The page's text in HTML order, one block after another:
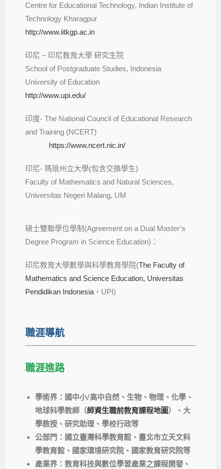
Centre for Educational Technology, Indian Institute of
Technology Kharagpur
http://www.iitkgp.ac.in
印尼 – 印尼教育大學 研究生院
School of Postgraduate Studies, Indonesia
University of Education
http://www.upi.edu/
印度- The National Council of Educational Research
and Training (NCERT)
https://www.ncert.nic.in/
印尼- 瑪琅州立大學(包含交換學生)
Faculty of Mathematics and Natural Sciences,
Universitas Negeri Malang, UM
碩士雙聯學位學制(Agreement on a Dual Master’s
Degree Program in Science Education)：
印尼教育大學數學與科學教育學院(The Faculty of
Mathematics and Science Education, Universitas
Pendidikan Indonesia ，UPI)
職涯導航
職涯進路
學術界：國中小/高中自然、生物、物理、化學、
地球科學教師（師資生職前教育課程地圖）、大
學教授、研究助理、學校行政等
公部門：國立臺灣科學教育館、臺北市立天文科
學教育館、國家環境研究院、國家教育研究院等
產業界：教育科技與數位學習產業之課程開發、